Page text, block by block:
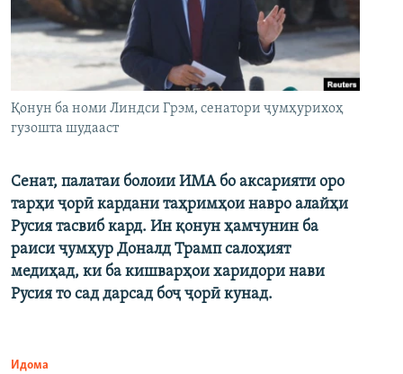
Қонун ба номи Линдси Грэм, сенатори ҷумҳурихоҳ
гузошта шудааст
Сенат, палатаи болоии ИМА бо аксарияти оро
тарҳи ҷорӣ кардани таҳримҳои навро алайҳи
Русия тасвиб кард. Ин қонун ҳамчунин ба
раиси ҷумҳур Доналд Трамп салоҳият
медиҳад, ки ба кишварҳои харидори нави
Русия то сад дарсад боҷ ҷорӣ кунад.
Идома